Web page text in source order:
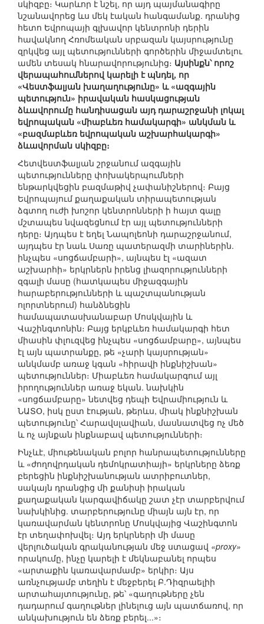
սկիզբը։ Կարևոր է նշել, որ այդ պայմանագիրը
նշանավորեց ևս մեկ էական հանգամանք. դրանից
հետո Եվրոպայի գլխավոր կենտրոնի դերին
հավակնող Հռոմեական սրբազան կայսրությունը
զրկվեց այլ պետությունների գործերին միջամտելու
ամեն տեսակ հնարավորությունից։ Այսինքն՝ որոշ
վերապահումներով կարելի է պնդել, որ
«Վեստֆալյան խաղաղությունը» և «ազգային
պետություն» իրավական հասկացության
ձևավորումը հանդիսացան այդ դարաշրջանի լոկալ
եվրոպական «միաբևեռ համակարգի» անկման և
«բազմաբևեռ եվրոպական աշխարհակարգի»
ձևավորման սկիզբը։
Հետվեստֆալյան շրջանում ազգային
պետությունները փոխակերպումների
ենթարկվեցին բազմաթիվ չափանիշներով։ Բայց
Եվրոպայում քաղաքական տիրապետության
ձգտող ուժի խոշոր կենտրոնների ի հայտ գալը
մշտապես նվազեցնում էր այլ պետությունների
դերը։ Այդպես է եղել Նապոլեոնի դարաշրջանում,
այդպես էր նաև Սառը պատերազմի տարիներին.
ինչպես «սոցճամբարի», այնպես էլ «ազատ
աշխարհի» երկրներն իրենց լիազորությունների
զգալի մասը (հատկապես միջազգային
հարաբերությունների և պաշտպանության
ոլորտներում) հանձնեցին
համապատասխանաբար Մոսկվային և
Վաշինգտոնին։ Բայց երկբևեռ համակարգի հետ
միասին փլուզվեց ինչպես «սոցճամբարը», այնպես
էլ այն պատրանքը, թե «չարի կայսրության»
անկմամբ առաջ կգան «հիրավի ինքնիշխան»
պետություններ։ Միաբևեռ համակարգում այլ
իրողություններ առաջ եկան. նախկին
«սոցճամբարը» նետվեց դեպի Եվրամիություն և
ՆԱՏՕ, իսկ ըստ էության, թերևս, միակ ինքնիշխան
պետությունը՝ Հարավսլավիան, մասնատվեց ոչ մեծ
և ոչ այնքան ինքնաբավ պետությունների։
Ինչևէ, միութենական բոլոր հանրապետությունները
և «ժողովրդական դեմոկրատիայի» երկրները ձեռք
բերեցին ինքնիշխանության ատրիբուտներ,
սակայն դրանցից մի քանիսի իրական
քաղաքական կարգավիճակը շատ չէր տարբերվում
նախկինից. տարբերությունը միայն այն էր, որ
կառավարման կենտրոնը Մոսկվայից Վաշինգտոն
էր տեղափոխվել։ Այդ երկրների մի մասը
վերլուծական գրականության մեջ ստացավ «proxy»
որակումը, ինչը կարելի է մեկնաբանել որպես
«արտաքին կառավարմամբ» երկիր։ Այս
առնչությամբ տեղին է մեջբերել Բ.Դիզրաելիի
արտահայտությունը, թե՝ «գաղութները չեն
դադարում գաղութներ լինելուց այն պատճառով, որ
անկախություն են ձեռք բերել...»։